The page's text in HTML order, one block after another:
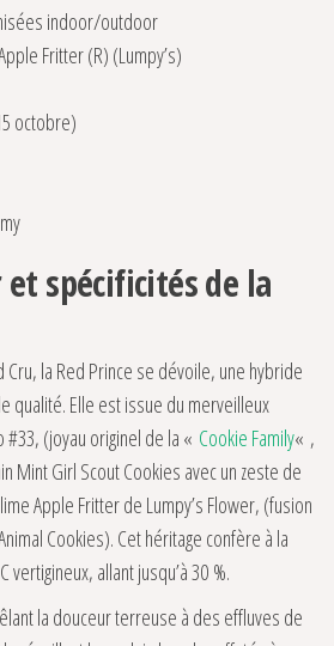
indoor/outdoor
Fritter (R) (Lumpy’s)
octobre)
spécificités de la
la Red Prince se dévoile, une hybride
qualité. Elle est issue du merveilleux
(joyau originel de la « Cookie Family« ,
Mint Girl Scout Cookies avec un zeste de
Apple Fritter de Lumpy’s Flower, (fusion
Cookies). Cet héritage confère à la
vertigineux, allant jusqu’à 30 %.
la douceur terreuse à des effluves de